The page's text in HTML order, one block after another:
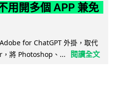
用開多個 APP 兼免
for ChatGPT 外掛，取代
將 Photoshop、...
閱讀全文